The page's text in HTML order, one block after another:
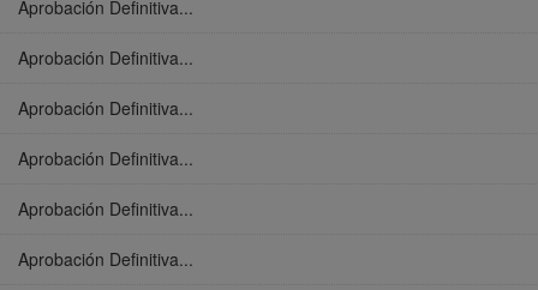
Aprobación Definitiva...
Aprobación Definitiva...
Aprobación Definitiva...
Aprobación Definitiva...
Aprobación Definitiva...
Aprobación Definitiva...